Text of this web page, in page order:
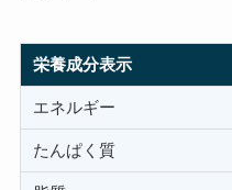
栄養成分表示
エネルギー
たんぱく質